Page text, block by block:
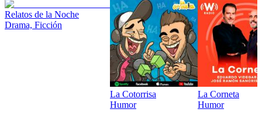
Relatos de la Noche
Drama, Ficción
La Cotorrisa
Humor
La Corneta
Humor